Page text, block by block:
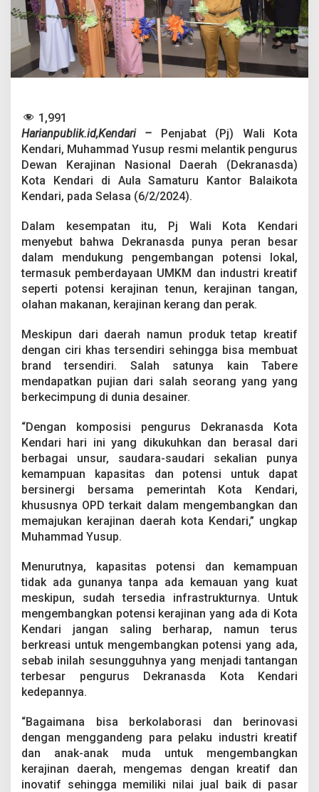
n
P
e
n
g
u
r
e
k
a
n
a
d
a
K
o
t
a
e
d
a
r
1,991
Harianpublik.id,Kendari –
Penjabat (Pj) Wali Kota
Kendari, Muhammad Yusup resmi melantik pengurus
Dewan Kerajinan Nasional Daerah (Dekranasda)
Kota Kendari di Aula Samaturu Kantor Balaikota
Kendari, pada Selasa (6/2/2024).
Dalam kesempatan itu, Pj Wali Kota Kendari
menyebut bahwa Dekranasda punya peran besar
dalam mendukung pengembangan potensi lokal,
termasuk pemberdayaan UMKM dan industri kreatif
seperti potensi kerajinan tenun, kerajinan tangan,
olahan makanan, kerajinan kerang dan perak.
Meskipun dari daerah namun produk tetap kreatif
dengan ciri khas tersendiri sehingga bisa membuat
brand tersendiri. Salah satunya kain Tabere
mendapatkan pujian dari salah seorang yang yang
berkecimpung di dunia desainer.
“Dengan komposisi pengurus Dekranasda Kota
Kendari hari ini yang dikukuhkan dan berasal dari
berbagai unsur, saudara-saudari sekalian punya
kemampuan kapasitas dan potensi untuk dapat
bersinergi bersama pemerintah Kota Kendari,
khususnya OPD terkait dalam mengembangkan dan
memajukan kerajinan daerah kota Kendari,” ungkap
Muhammad Yusup.
Menurutnya, kapasitas potensi dan kemampuan
tidak ada gunanya tanpa ada kemauan yang kuat
meskipun, sudah tersedia infrastrukturnya. Untuk
mengembangkan potensi kerajinan yang ada di Kota
Kendari jangan saling berharap, namun terus
berkreasi untuk mengembangkan potensi yang ada,
sebab inilah sesungguhnya yang menjadi tantangan
terbesar pengurus Dekranasda Kota Kendari
kedepannya.
“Bagaimana bisa berkolaborasi dan berinovasi
dengan menggandeng para pelaku industri kreatif
dan anak-anak muda untuk mengembangkan
kerajinan daerah, mengemas dengan kreatif dan
inovatif sehingga memiliki nilai jual baik di pasar